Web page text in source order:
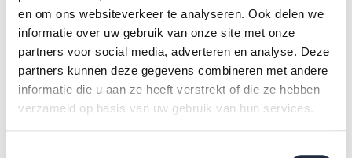
en om ons websiteverkeer te analyseren. Ook delen we
informatie over uw gebruik van onze site met onze
partners voor social media, adverteren en analyse. Deze
partners kunnen deze gegevens combineren met andere
informatie die u aan ze heeft verstrekt of die ze hebben
verzameld op basis van uw gebruik van hun services.
Werknemers vragen om andere, nieuwe vormen van
samenwerking waarin het vertrouwen weer centraal
Nieuwe vormen van samenwerking vragen
ook om korte
lijntjes met zorgpartijen en anderesysteempartners en
andere vormen van toezicht en verantwoording.